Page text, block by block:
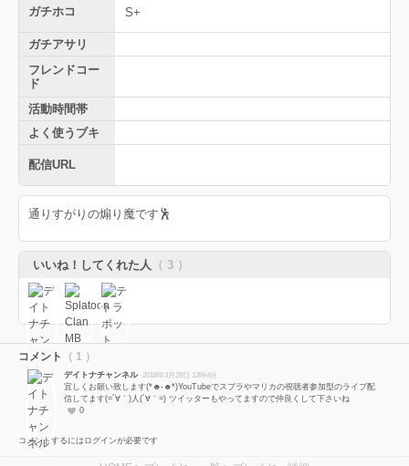
ガチホコ S+
ガチアサリ
フレンドコー
ド
活動時間帯
よく使うブキ
配信URL
通りすがりの煽り魔です🕺
いいね！してくれた人 （ 3 ）
コメント （ 1 ）
デイトナチャンネル 2018年3月29日 12時4分
宜しくお願い致します(*☻-☻*)YouTubeでスプラやマリカの視聴者参加型のライブ配
信してます(=´∀｀)人(´∀｀=) ツイッターもやってますので仲良くして下さいね
0
コメントするにはログインが必要です